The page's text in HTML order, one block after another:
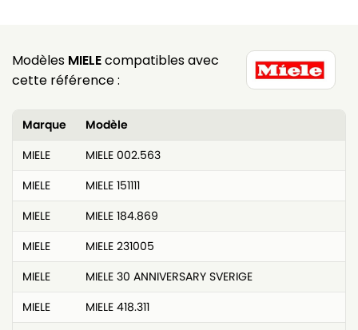
Modèles MIELEcompatibles avec
cette référence :
Marque
Modèle
MIELE
MIELE 002.563
MIELE
MIELE 151111
MIELE
MIELE 184.869
MIELE
MIELE 231005
MIELE
MIELE 30 ANNIVERSARY SVERIGE
MIELE
MIELE 418.311